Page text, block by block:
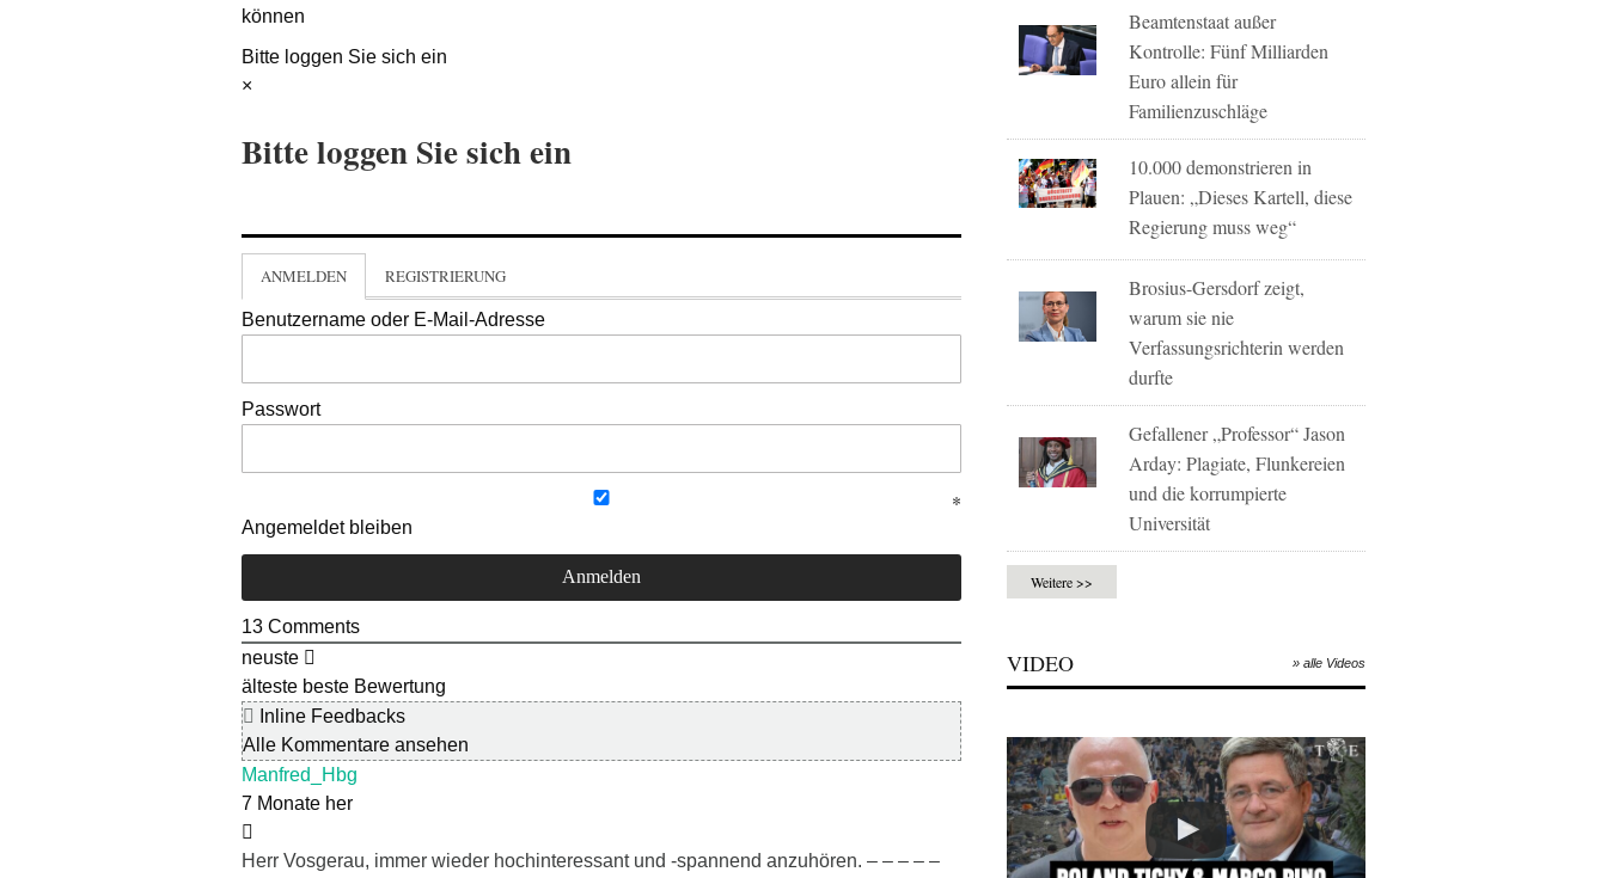
können
Bitte loggen Sie sich ein
×
Bitte loggen Sie sich ein
ANMELDEN REGISTRIERUNG
Benutzername oder E-Mail-Adresse
Passwort
Angemeldet bleiben
13 Comments
neuste
älteste beste Bewertung
Inline Feedbacks
Alle Kommentare ansehen
Manfred_Hbg
7 Monate her
Herr Vosgerau, immer wieder hochinteressant und -spannend anzuhören. – – – – –
Beamtenstaat außer
Kontrolle: Fünf Milliarden
Euro allein für
Familienzuschläge
10.000 demonstrieren in
Plauen: „Dieses Kartell, diese
Regierung muss weg“
Brosius-Gersdorf zeigt,
warum sie nie
Verfassungsrichterin werden
durfte
Gefallener „Professor“ Jason
Arday: Plagiate, Flunkereien
und die korrumpierte
Universität
Weitere >>
VIDEO » alle Videos